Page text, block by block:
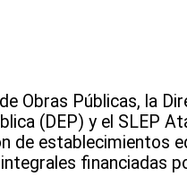
Obras Públicas, la
(DEP) y el SLEP
de establecimientos
financiadas